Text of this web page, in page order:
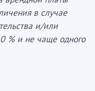
в случае
и/или
% и не чаще одного